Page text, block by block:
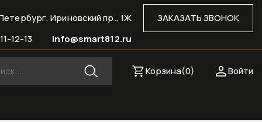
ЗАКАЗАТЬ ЗВОНОК
Ириновский пр., 1Ж
info@smart812.ru
12-13
Войти
Корзина(0)